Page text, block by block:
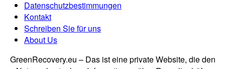
Datenschutzbestimmungen
Kontakt
Schreiben Sie für uns
About Us
GreenRecovery.eu – Das ist eine private Website, die den